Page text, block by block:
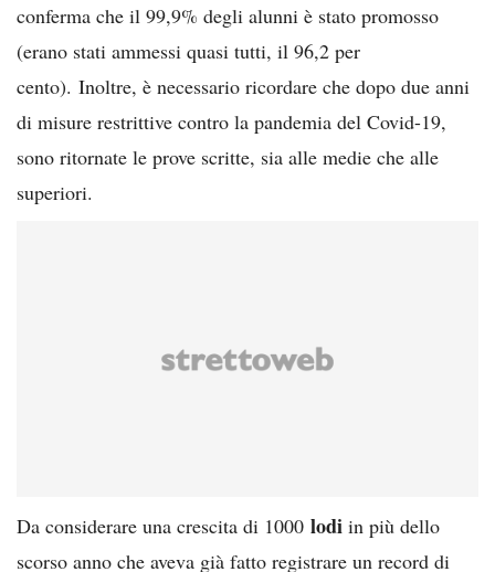
conferma che il 99,9% degli alunni è stato promosso
(erano stati ammessi quasi tutti, il 96,2 per
cento). Inoltre, è necessario ricordare che dopo due anni
di misure restrittive contro la pandemia del Covid-19,
sono ritornate le prove scritte, sia alle medie che alle
superiori.
Da considerare una crescita di 1000 lodi in più dello
scorso anno che aveva già fatto registrare un record di